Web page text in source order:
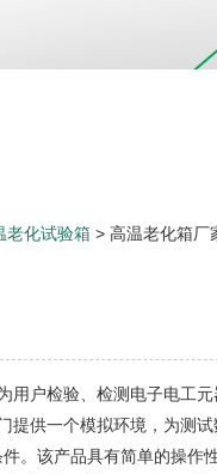
老化试验箱 > 高温老化箱厂
用户检验、检测电子电工元
提供一个模拟环境，为测试
。该产品具有简单的操作